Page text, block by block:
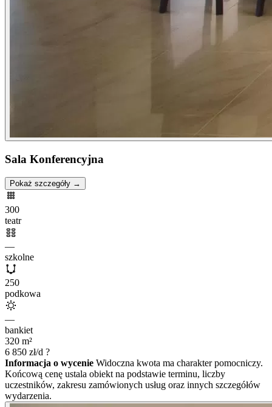
Sala Konferencyjna
Pokaż szczegóły →
300
teatr
—
szkolne
250
podkowa
—
bankiet
320 m²
6 850 zł/d ?
Informacja o wycenie Widoczna kwota ma charakter pomocniczy.
Końcową cenę ustala obiekt na podstawie terminu, liczby
uczestników, zakresu zamówionych usług oraz innych szczegółów
wydarzenia.